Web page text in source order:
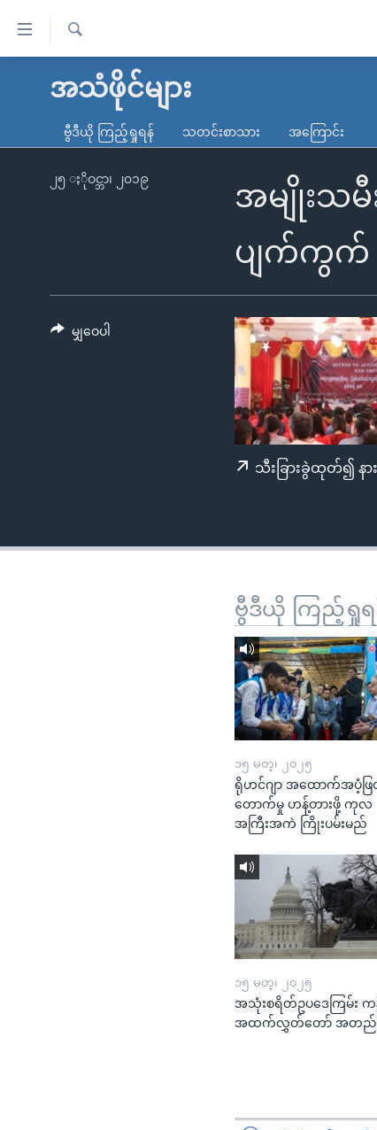
လွယ်ကူ
သည့်
ရန်
မူလစာမျက်နှာ
ကမ္ဘာ့သတင်းများ
နိုင်ငံတကာ
မကြေးမုံရဲ့ အင်္ဂလိပ်စာ
ရေဒီယို
ရေဒီယိုနှင့်ရုပ်သံ အချက်အလက်များ
ရ
အသံဖိုင်များ
ဗွီဒီယို ကြည့်ရှုရန် သတင်းစာသား အကြောင်း
အမျိုးသမီ
ပျက်ကွက်
၂၅ ႏိုဝင္ဘာ၊ ၂၀၁၉
သီးခြားခွဲထုတ်၍ န
မျှဝေပါ
ဗွီဒီယို ကြည့်ရှုရ
၁၅ မတ္၊ ၂၀၂၅
ရိုဟင်ဂျာ အထောက်အပံ့ဖ
တောက်မှု ဟန့်တားဖို့ ကုလ
အကြီးအကဲ ကြိုးပမ်းမည်
၁၅ မတ္၊ ၂၀၂၅
အသုံးစရိတ်ဥပဒေကြမ်း က
အထက်လွှတ်တော် အတည်